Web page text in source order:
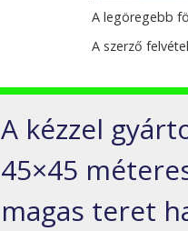
A legöregebb
A szerző
A kézzel
45×45
magas teret